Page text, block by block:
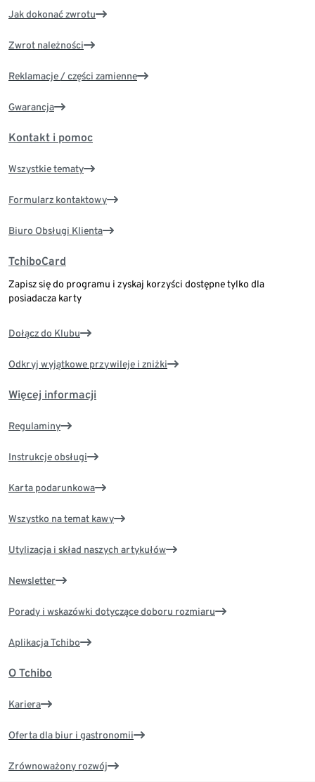
Jak dokonać zwrotu
Zwrot należności
Reklamacje / części zamienne
Gwarancja
Kontakt i pomoc
Wszystkie tematy
Formularz kontaktowy
Biuro Obsługi Klienta
TchiboCard
Zapisz się do programu i zyskaj korzyści dostępne tylko dla
posiadacza karty
Dołącz do Klubu
Odkryj wyjątkowe przywileje i zniżki
Więcej informacji
Regulaminy
Instrukcje obsługi
Karta podarunkowa
Wszystko na temat kawy
Utylizacja i skład naszych artykułów
Newsletter
Porady i wskazówki dotyczące doboru rozmiaru
Aplikacja Tchibo
O Tchibo
Kariera
Oferta dla biur i gastronomii
Zrównoważony rozwój